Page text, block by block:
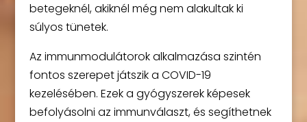
betegeknél, akiknél még nem alakultak ki
súlyos tünetek.
Az immunmodulátorok alkalmazása szintén
fontos szerepet játszik a COVID-19
kezelésében. Ezek a gyógyszerek képesek
befolyásolni az immunválaszt, és segíthetnek